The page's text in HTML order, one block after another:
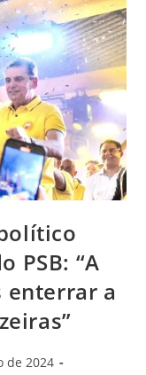
PSB: “A
enterrar a
de 2024